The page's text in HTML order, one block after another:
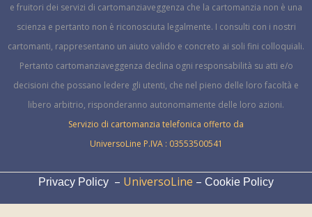
e fruitori dei servizi di cartomanziaveggenza che la cartomanzia non è una
scienza e pertanto non è riconosciuta legalmente. I consulti con i nostri
cartomanti, rappresentano un aiuto valido e concreto ai soli fini colloquiali.
Pertanto cartomanziaveggenza declina ogni responsabilità su atti e/o
decisioni che possano ledere gli utenti, che nel pieno delle loro facoltà e
libero arbitrio, risponderanno autonomamente delle loro azioni.
Servizio di cartomanzia telefonica offerto da
UniversoLine P.IVA : 03553500541
Privacy Policy – UniversoLine – Cookie Policy